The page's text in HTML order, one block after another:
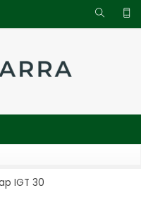
IGT 30